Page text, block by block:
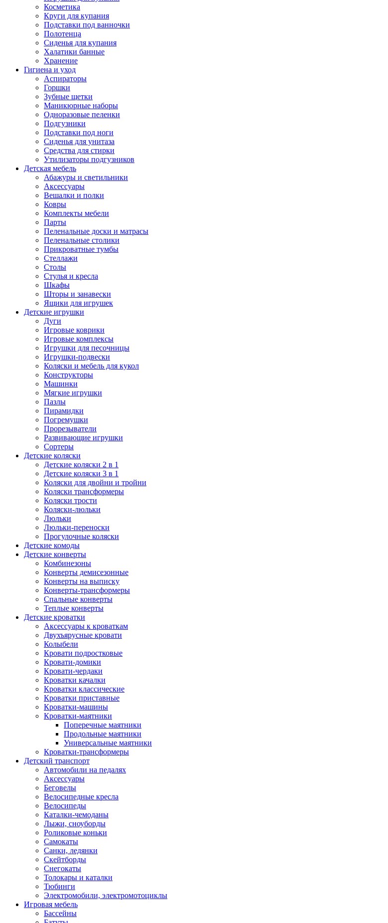
Косметика
Круги для купания
Подставки под ванночки
Полотенца
Сиденья для купания
Халатики банные
Хранение
Гигиена и уход
Аспираторы
Горшки
Зубные щетки
Маникюрные наборы
Одноразовые пеленки
Подгузники
Подставки под ноги
Сиденья для унитаза
Средства для стирки
Утилизаторы подгузников
Детская мебель
Абажуры и светильники
Аксессуары
Вешалки и полки
Ковры
Комплекты мебели
Парты
Пеленальные доски и матрасы
Пеленальные столики
Прикроватные тумбы
Стеллажи
Столы
Стулья и кресла
Шкафы
Шторы и занавески
Ящики для игрушек
Детские игрушки
Дуги
Игровые коврики
Игровые комплексы
Игрушки для песочницы
Игрушки-подвески
Коляски и мебель для кукол
Конструкторы
Машинки
Мягкие игрушки
Пазлы
Пирамидки
Погремушки
Прорезыватели
Развивающие игрушки
Сортеры
Детские коляски
Детские коляски 2 в 1
Детские коляски 3 в 1
Коляски для двойни и тройни
Коляски трансформеры
Коляски трости
Коляски-люльки
Люльки
Люльки-переноски
Прогулочные коляски
Детские комоды
Детские конверты
Комбинезоны
Конверты демисезонные
Конверты на выписку
Конверты-трансформеры
Спальные конверты
Теплые конверты
Детские кроватки
Аксессуары к кроваткам
Двухъярусные кровати
Колыбели
Кровати подростковые
Кровати-домики
Кровати-чердаки
Кроватки качалки
Кроватки классические
Кроватки приставные
Кроватки-машины
Кроватки-маятники
Поперечные маятники
Продольные маятники
Универсальные маятники
Кроватки-трансформеры
Детский транспорт
Автомобили на педалях
Аксессуары
Беговелы
Велосипедные кресла
Велосипеды
Каталки-чемоданы
Лыжи, сноуборды
Роликовые коньки
Самокаты
Санки, ледянки
Скейтборды
Снегокаты
Толокары и каталки
Тюбинги
Электромобили, электромотоциклы
Игровая мебель
Бассейны